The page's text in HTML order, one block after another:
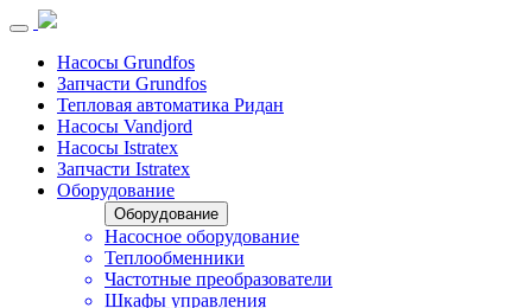
Насосы Grundfos
Запчасти Grundfos
Тепловая автоматика Ридан
Насосы Vandjord
Насосы Istratex
Запчасти Istratex
Оборудование
Оборудование
Насосное оборудование
Теплообменники
Частотные преобразователи
Шкафы управления